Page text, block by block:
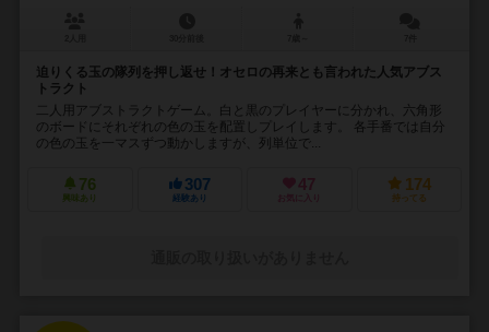
迫りくる玉の隊列を押し返せ！オセロの再来とも言われた人気アブス
トラクト
二人用アブストラクトゲーム。白と黒のプレイヤーに分かれ、六角形
のボードにそれぞれの色の玉を配置しプレイします。 各手番では自分
の色の玉を一マスずつ動かしますが、列単位で...
76
興味あり
307
経験あり
47
お気に入り
174
持ってる